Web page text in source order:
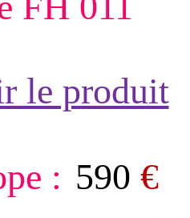
le produit
: 590 €